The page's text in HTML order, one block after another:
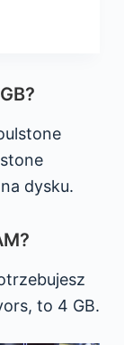
dysku.
to 4 GB.